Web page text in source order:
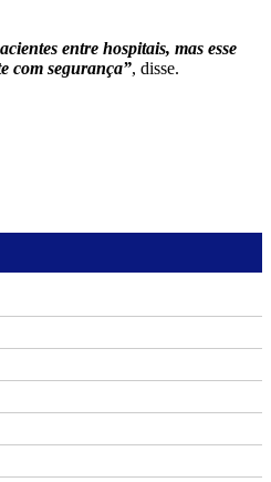
entre hospitais, mas esse
com segurança”, disse.